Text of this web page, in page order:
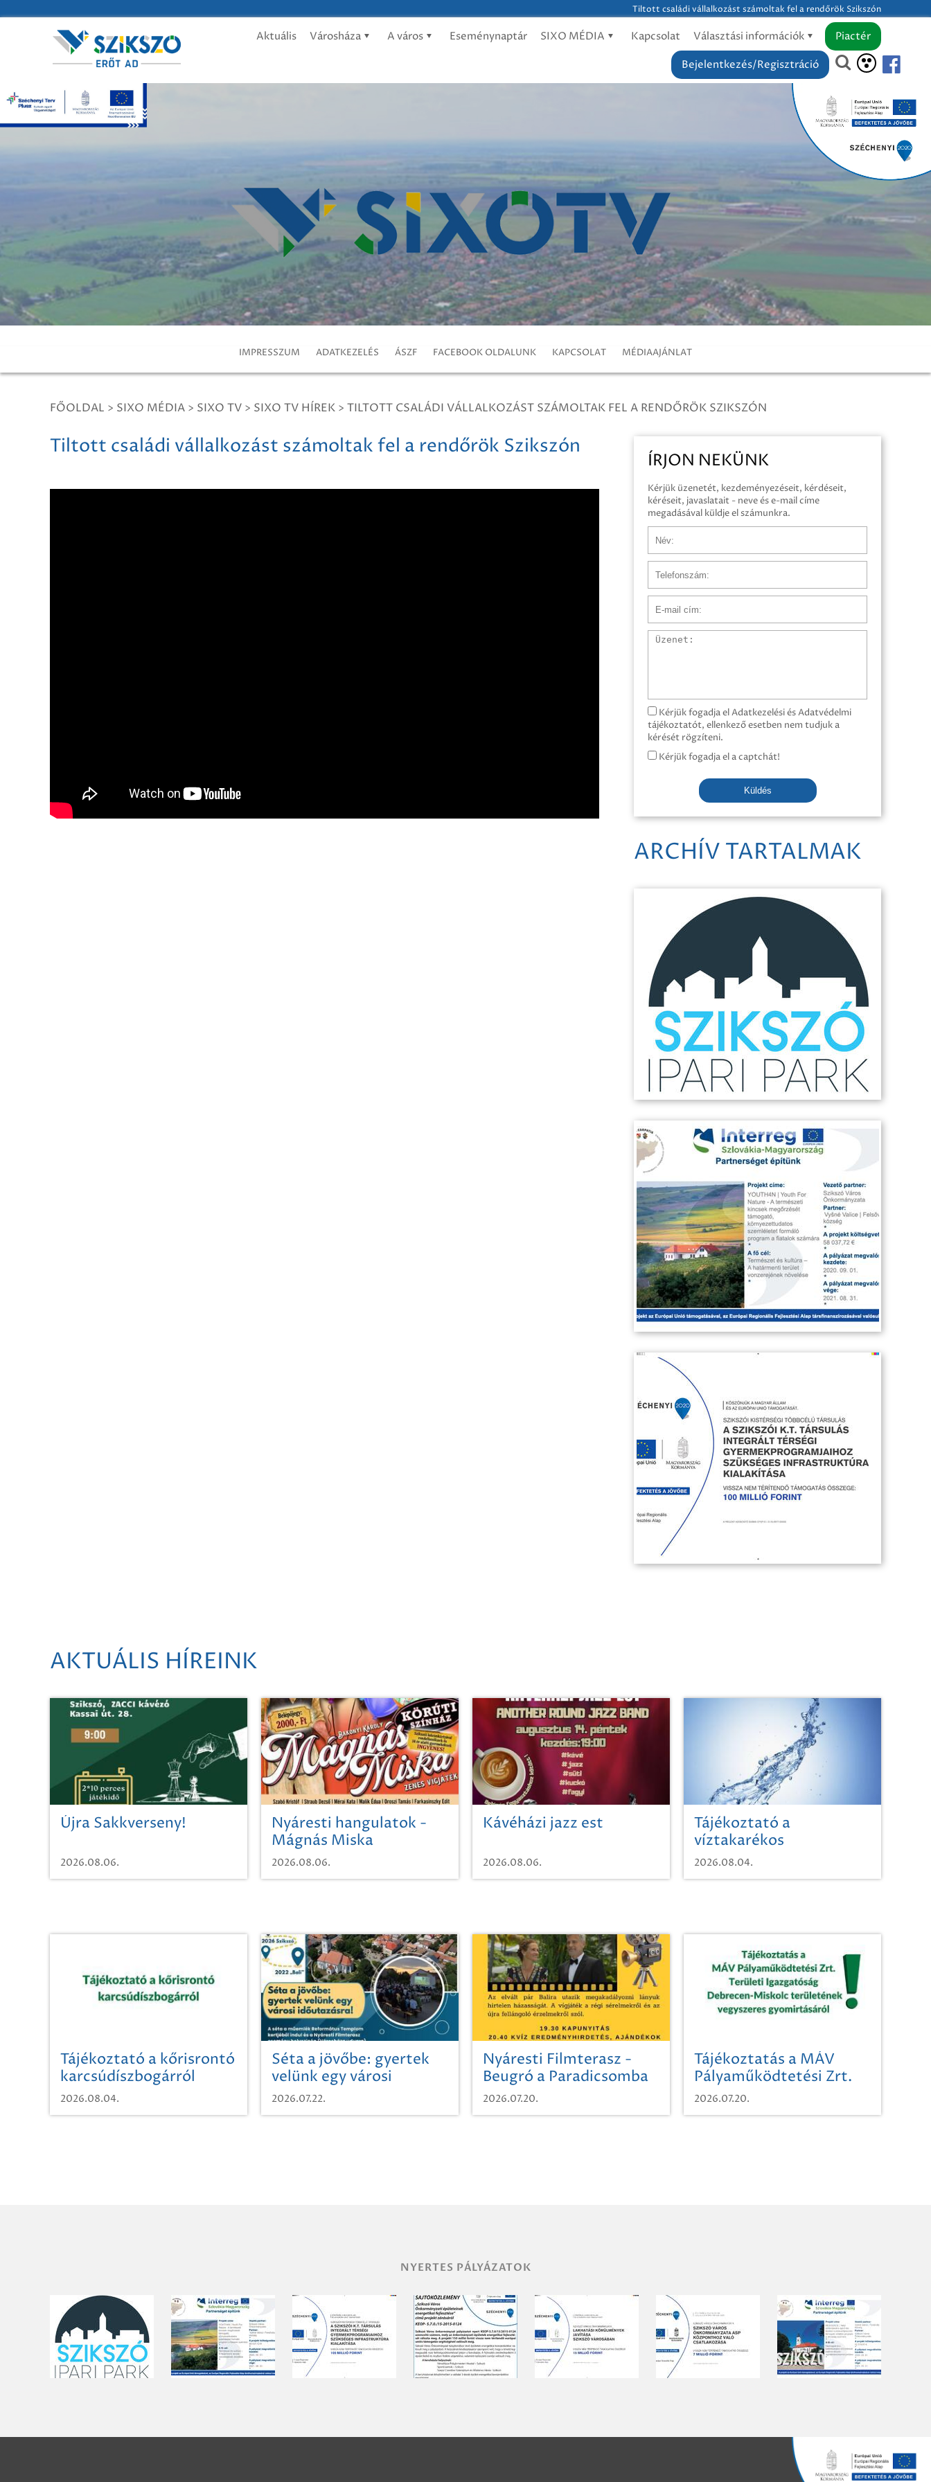
Tiltott családi vállalkozást számoltak fel a rendőrök Szikszón
Aktuális Városháza A város Eseménynaptár SIXO MÉDIA Kapcsolat Választási információk
Piactér
Bejelentkezés/Regisztráció
IMPRESSZUM ADATKEZELÉS ÁSZF FACEBOOK OLDALUNK KAPCSOLAT MÉDIAAJÁNLAT
FŐOLDAL > SIXO MÉDIA > SIXO TV > SIXO TV HÍREK > TILTOTT CSALÁDI VÁLLALKOZÁST SZÁMOLTAK FEL A RENDŐRÖK SZIKSZÓN
Tiltott családi vállalkozást számoltak fel a rendőrök Szikszón
ÍRJON NEKÜNK
Kérjük üzenetét, kezdeményezéseit, kérdéseit,
kéréseit, javaslatait - neve és e-mail címe
megadásával küldje el számunkra.
Üzenet
Kérjük fogadja el Adatkezelési és Adatvédelmi
tájékoztatót, ellenkező esetben nem tudjuk a
kérését rögzíteni.
Kérjük fogadja el a captchát!
Küldés
ARCHÍV TARTALMAK
AKTUÁLIS HÍREINK
Újra Sakkverseny!
2026.08.06.
Nyáresti hangulatok -
Mágnás Miska
2026.08.06.
Kávéházi jazz est
2026.08.06.
Tájékoztató a
víztakarékos
vízhasználatról
2026.08.04.
Tájékoztató a kőrisrontó
karcsúdíszbogárról
2026.08.04.
Séta a jövőbe: gyertek
velünk egy városi
időutazásra!
2026.07.22.
Nyáresti Filmterasz -
Beugró a Paradicsomba
2026.07.20.
Tájékoztatás a MÁV
Pályaműködtetési Zrt.
Területi Igazgatóság
Debrecen-Miskolc
2026.07.20.
NYERTES PÁLYÁZATOK